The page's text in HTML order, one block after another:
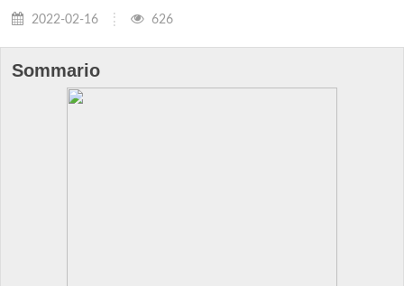
2022-02-16 626
Sommario